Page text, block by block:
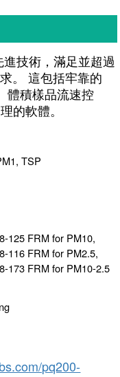
技術，滿足並超過
。 這包括牢靠的
體積樣品流速控
的軟體。
TSP
125 FRM for PM10,
116 FRM for PM2.5,
173 FRM for PM10-2.5
pq200-